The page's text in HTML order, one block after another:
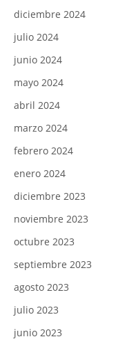
diciembre 2024
julio 2024
junio 2024
mayo 2024
abril 2024
marzo 2024
febrero 2024
enero 2024
diciembre 2023
noviembre 2023
octubre 2023
septiembre 2023
agosto 2023
julio 2023
junio 2023